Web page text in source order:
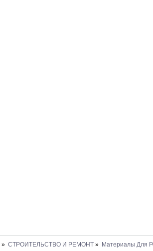
» СТРОИТЕЛЬСТВО И РЕМОНТ » Материалы Для